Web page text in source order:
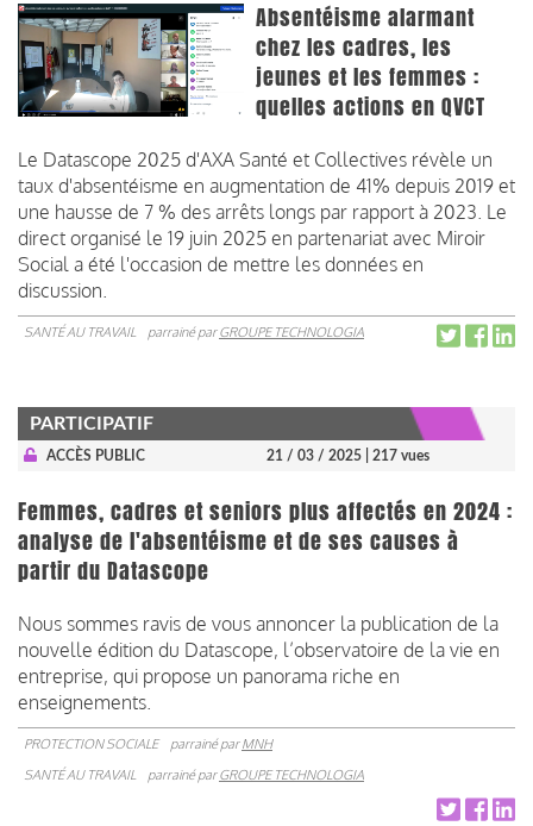
Absentéisme alarmant
chez les cadres, les
jeunes et les femmes :
quelles actions en QVCT
Le Datascope 2025 d'AXA Santé et Collectives révèle un
taux d'absentéisme en augmentation de 41% depuis 2019 et
une hausse de 7 % des arrêts longs par rapport à 2023. Le
direct organisé le 19 juin 2025 en partenariat avec Miroir
Social a été l'occasion de mettre les données en
discussion.
SANTÉ AU TRAVAIL parrainé parGROUPE TECHNOLOGIA
PARTICIPATIF
ACCÈS PUBLIC 21 / 03 / 2025 | 217 vues
Femmes, cadres et seniors plus affectés en 2024 :
analyse de l'absentéisme et de ses causes à
partir du Datascope
Nous sommes ravis de vous annoncer la publication de la
nouvelle édition du Datascope, l’observatoire de la vie en
entreprise, qui propose un panorama riche en
enseignements.
PROTECTION SOCIALE parrainé parMNH
SANTÉ AU TRAVAIL
parrainé parGROUPE TECHNOLOGIA